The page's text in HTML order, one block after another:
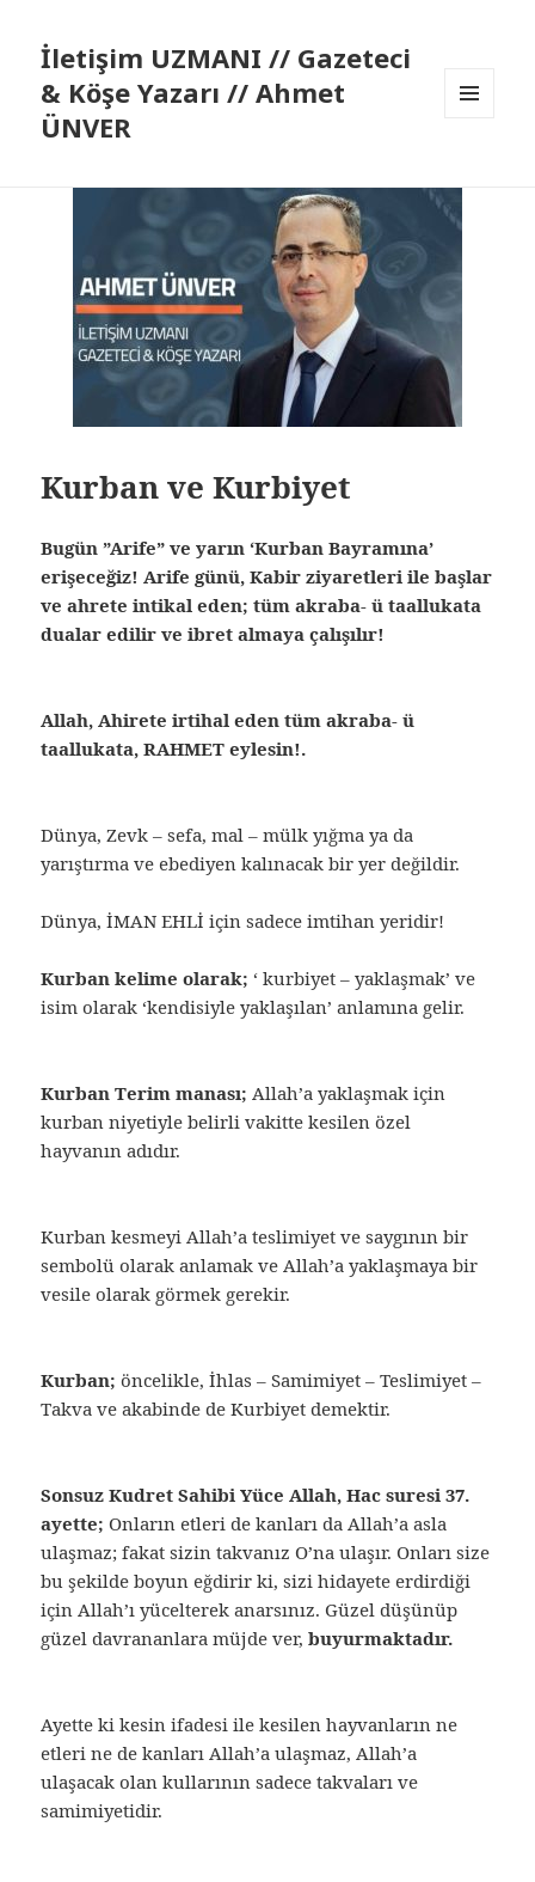
İletişim UZMANI // Gazeteci
& Köşe Yazarı // Ahmet
ÜNVER
Kurban ve Kurbiyet
Bugün ”Arife” ve yarın ‘Kurban Bayramına’
erişeceğiz! Arife günü, Kabir ziyaretleri ile başlar
ve ahrete intikal eden; tüm akraba- ü taallukata
dualar edilir ve ibret almaya çalışılır!
Allah, Ahirete irtihal eden tüm akraba- ü
taallukata, RAHMET eylesin!.
Dünya, Zevk – sefa, mal – mülk yığma ya da
yarıştırma ve ebediyen kalınacak bir yer değildir.
Dünya, İMAN EHLİ için sadece imtihan yeridir!
Kurban kelime olarak; ‘ kurbiyet – yaklaşmak’ ve
isim olarak ‘kendisiyle yaklaşılan’ anlamına gelir.
Kurban Terim manası; Allah’a yaklaşmak için
kurban niyetiyle belirli vakitte kesilen özel
hayvanın adıdır.
Kurban kesmeyi Allah’a teslimiyet ve saygının bir
sembolü olarak anlamak ve Allah’a yaklaşmaya bir
vesile olarak görmek gerekir.
Kurban;öncelikle, İhlas – Samimiyet – Teslimiyet –
Takva ve akabinde de Kurbiyet demektir.
Sonsuz Kudret Sahibi Yüce Allah, Hac suresi 37.
ayette; Onların etleri de kanları da Allah’a asla
ulaşmaz; fakat sizin takvanız O’na ulaşır. Onları size
bu şekilde boyun eğdirir ki, sizi hidayete erdirdiği
için Allah’ı yücelterek anarsınız. Güzel düşünüp
güzel davrananlara müjde ver,buyurmaktadır.
Ayette ki kesin ifadesi ile kesilen hayvanların ne
etleri ne de kanları Allah’a ulaşmaz, Allah’a
ulaşacak olan kullarının sadece takvaları ve
samimiyetidir.